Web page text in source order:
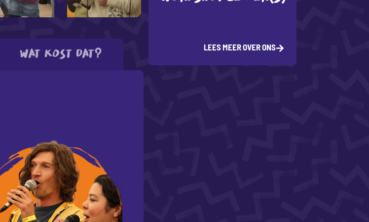
Wat kost dat?
LEES MEER OVER ONS